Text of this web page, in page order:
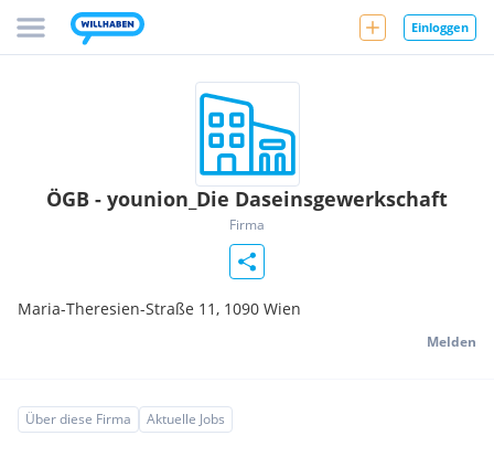
Einloggen
ÖGB - younion_Die Daseinsgewerkschaft
Firma
Maria-Theresien-Straße 11, 1090 Wien
Melden
Über diese Firma Aktuelle Jobs